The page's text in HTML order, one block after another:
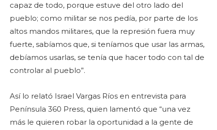
u
capaz de todo, porque estuve del otro lado del
pueblo; como militar se nos pedía, por parte de los
altos mandos militares, que la represión fuera muy
fuerte, sabíamos que, si teníamos que usar las armas,
debíamos usarlas, se tenía que hacer todo con tal de
controlar al pueblo”.
Así lo relató Israel Vargas Ríos en entrevista para
Península 360 Press, quien lamentó que “una vez
más le quieren robar la oportunidad a la gente de